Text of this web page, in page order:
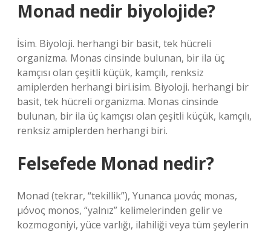
Monad nedir biyolojide?
İsim. Biyoloji. herhangi bir basit, tek hücreli
organizma. Monas cinsinde bulunan, bir ila üç
kamçısı olan çeşitli küçük, kamçılı, renksiz
amiplerden herhangi biri.isim. Biyoloji. herhangi bir
basit, tek hücreli organizma. Monas cinsinde
bulunan, bir ila üç kamçısı olan çeşitli küçük, kamçılı,
renksiz amiplerden herhangi biri.
Felsefede Monad nedir?
Monad (tekrar, “tekillik”), Yunanca μονάς monas,
μόνος monos, “yalnız” kelimelerinden gelir ve
kozmogoniyi, yüce varlığı, ilahiliği veya tüm şeylerin